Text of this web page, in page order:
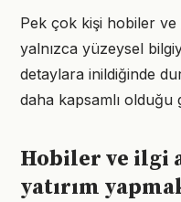
Pek çok kişi hobiler ve
yalnızca yüzeysel
detaylara inildiğinde
daha kapsamlı olduğu
Hobiler ve ilgi
yatırım